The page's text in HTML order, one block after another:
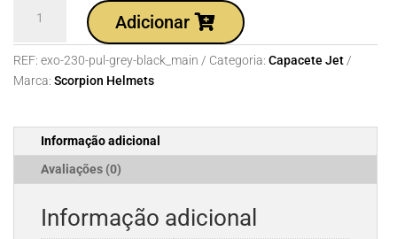
EXO-
230
PUL
Black
Adicionar
REF: exo-230-pul-grey-black_main Categoria: Capacete Jet
Marca: Scorpion Helmets
Informação adicional
Avaliações (0)
Informação adicional